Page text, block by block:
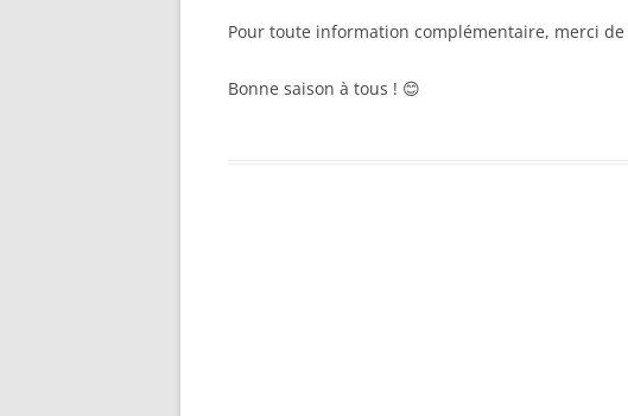
Pour toute information complémentaire, merci de
Bonne saison à tous ! 😊